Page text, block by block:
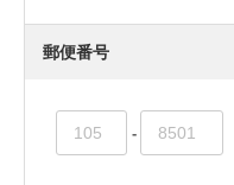
郵便番号
-